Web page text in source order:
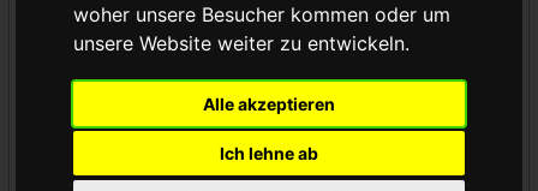
woher unsere Besucher kommen oder um
unsere Website weiter zu entwickeln.
Alle akzeptieren
Ich lehne ab
Namensraum:
Vorlageneinbindungen ausblenden